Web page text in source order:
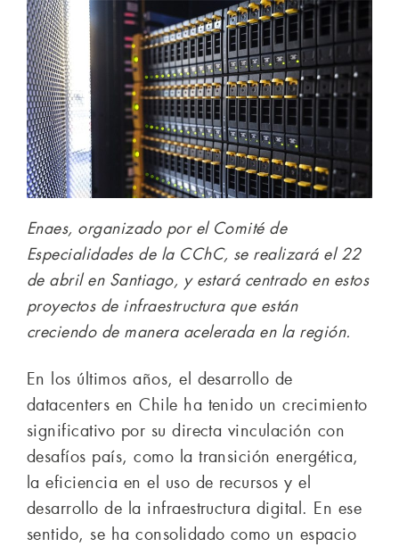
Enaes, organizado por el Comité de
Especialidades de la CChC, se realizará el 22
de abril en Santiago, y estará centrado en estos
proyectos de infraestructura que están
creciendo de manera acelerada en la región.
En los últimos años, el desarrollo de
datacenters en Chile ha tenido un crecimiento
significativo por su directa vinculación con
desafíos país, como la transición energética,
la eficiencia en el uso de recursos y el
desarrollo de la infraestructura digital. En ese
sentido, se ha consolidado como un espacio